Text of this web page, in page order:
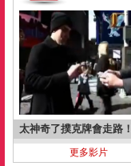
太神奇了撲克牌會走路！
更多影片